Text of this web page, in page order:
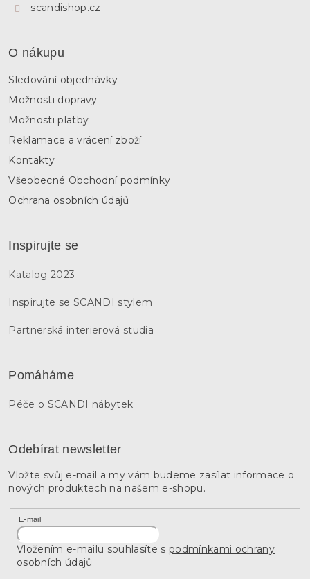
scandishop.cz
O nákupu
Sledování objednávky
Možnosti dopravy
Možnosti platby
Reklamace a vrácení zboží
Kontakty
Všeobecné Obchodní podmínky
Ochrana osobních údajů
Inspirujte se
Katalog 2023
Inspirujte se SCANDI stylem
Partnerská interierová studia
Pomáháme
Péče o SCANDI nábytek
Odebírat newsletter
Vložte svůj e-mail a my vám budeme zasílat informace o
nových produktech na našem e-shopu.
E-mail
Vložením e-mailu souhlasíte s podmínkami ochrany
osobních údajů